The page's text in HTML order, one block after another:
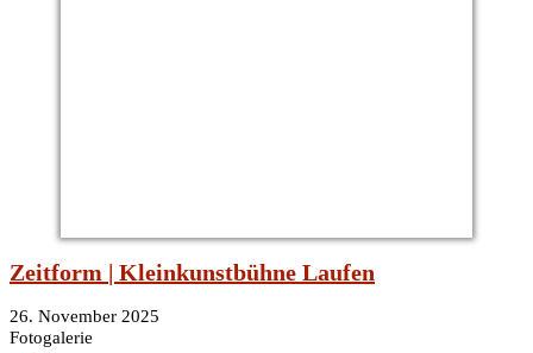
Zeitform | Kleinkunstbühne Laufen
26. November 2025
Fotogalerie